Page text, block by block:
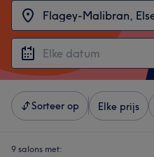
Sorteer op Elke prijs
9 salons met: